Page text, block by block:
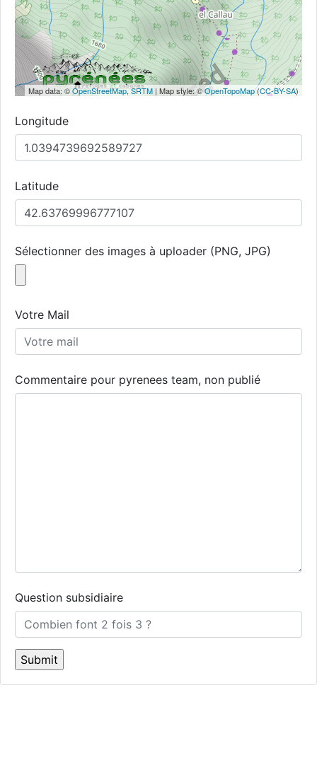
Map data: ©OpenStreetMap,SRTM | Map style: ©OpenTopoMap(CC-BY-SA)
Longitude
Latitude
Sélectionner des images à uploader (PNG, JPG)
Votre Mail
Commentaire pour pyrenees team, non publié
Question subsidiaire